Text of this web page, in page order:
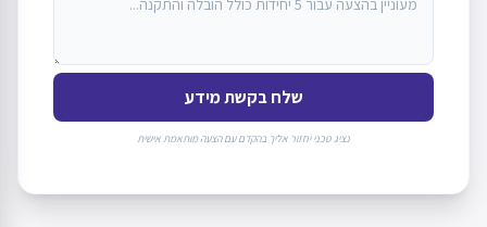
שלח בקשת מידע
נציג טכני יחזור אליך בהקדם עם הצעה מותאמת אישית